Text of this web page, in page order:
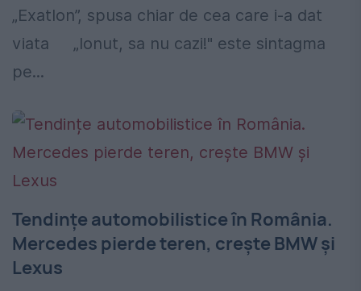
„Exatlon”, spusa chiar de cea care i-a dat
viata „Ionut, sa nu cazi!" este sintagma
pe...
Tendințe automobilistice în România.
Mercedes pierde teren, crește BMW și
Lexus